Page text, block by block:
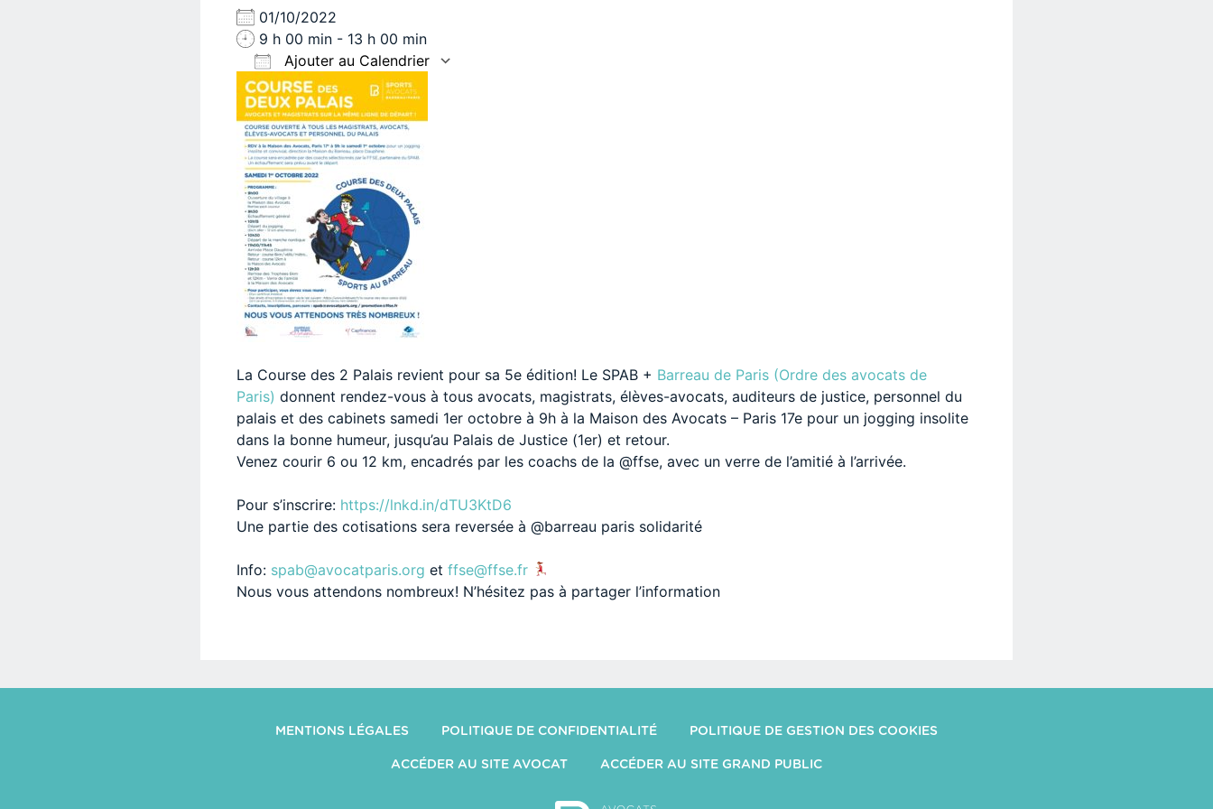
01/10/2022
9 h 00 min - 13 h 00 min
Ajouter au Calendrier
Télécharger ICS
La Course des 2 Palais revient pour sa 5e édition! Le SPAB + Barreau de Paris (Ordre des avocats de
Paris) donnent rendez-vous à tous avocats, magistrats, élèves-avocats, auditeurs de justice, personnel du
palais et des cabinets samedi 1er octobre à 9h à la Maison des Avocats – Paris 17e pour un jogging insolite
dans la bonne humeur, jusqu’au Palais de Justice (1er) et retour.
Venez courir 6 ou 12 km, encadrés par les coachs de la @ffse, avec un verre de l’amitié à l’arrivée.
Pour s’inscrire: https://lnkd.in/dTU3KtD6
Une partie des cotisations sera reversée à @barreau paris solidarité
Info: spab@avocatparis.org et ffse@ffse.fr
Nous vous attendons nombreux! N’hésitez pas à partager l’information
MENTIONS LÉGALES POLITIQUE DE CONFIDENTIALITÉ POLITIQUE DE GESTION DES COOKIES
ACCÉDER AU SITE AVOCAT ACCÉDER AU SITE GRAND PUBLIC